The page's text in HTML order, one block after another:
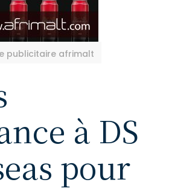
publicitaire afrimalt
à DS
pour